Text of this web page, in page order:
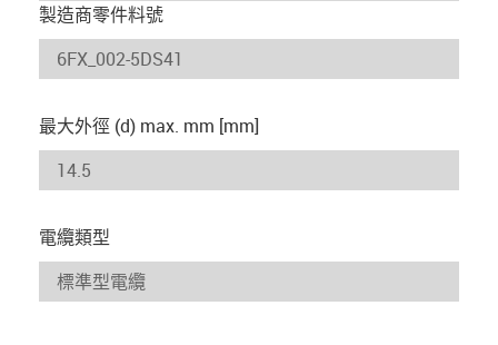
製造商零件料號
最大外徑 (d) max. mm [mm]
電纜類型